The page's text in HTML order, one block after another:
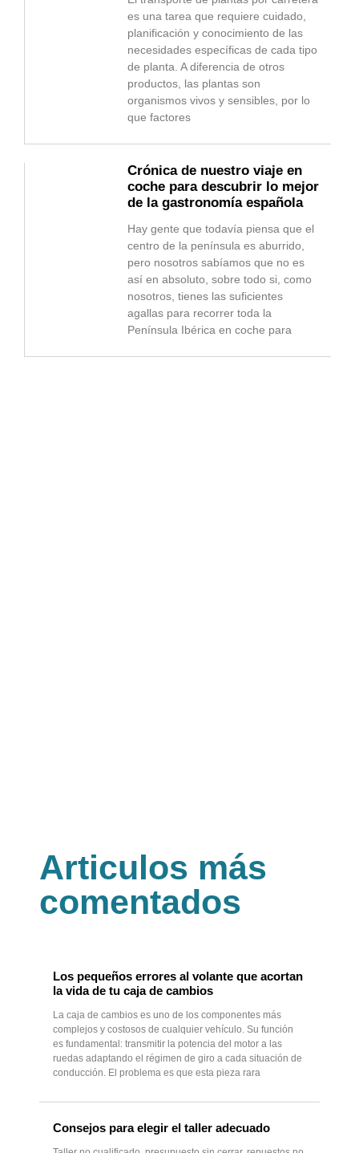
es una tarea que requiere cuidado,
planificación y conocimiento de las
necesidades específicas de cada tipo
de planta. A diferencia de otros
productos, las plantas son
organismos vivos y sensibles, por lo
que factores
Crónica de nuestro viaje en
coche para descubrir lo mejor
de la gastronomía española
Hay gente que todavía piensa que el
centro de la península es aburrido,
pero nosotros sabíamos que no es
así en absoluto, sobre todo si, como
nosotros, tienes las suficientes
agallas para recorrer toda la
Península Ibérica en coche para
Articulos más
comentados
Los pequeños errores al volante que acortan
la vida de tu caja de cambios
La caja de cambios es uno de los componentes más
complejos y costosos de cualquier vehículo. Su función
es fundamental: transmitir la potencia del motor a las
ruedas adaptando el régimen de giro a cada situación de
conducción. El problema es que esta pieza rara
Consejos para elegir el taller adecuado